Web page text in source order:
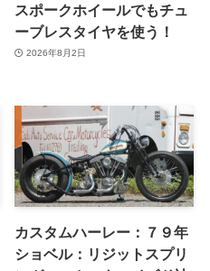
スポークホイールでもチュ
ーブレスタイヤを使う！
2026年8月2日
カスタムハーレー：７９年
ショベル：リジットスプリ